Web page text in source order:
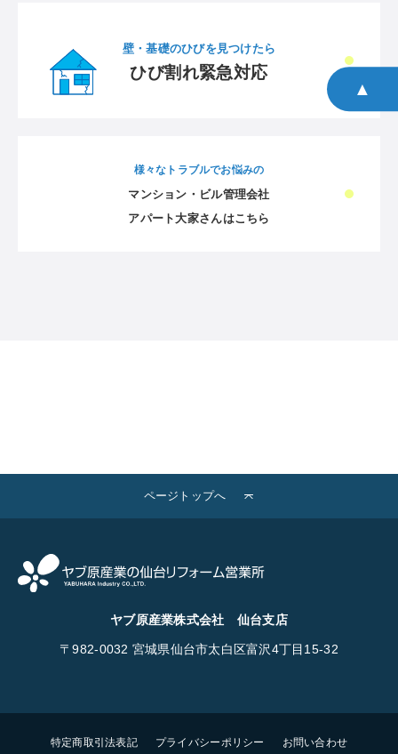
壁・基礎のひびを見つけたら
ひび割れ緊急対応
様々なトラブルでお悩みの
マンション・ビル管理会社
アパート大家さんはこちら
ページトップへ
ヤブ原産業株式会社 仙台支店
〒982-0032 宮城県仙台市太白区富沢4丁目15-32
特定商取引法表記 プライバシーポリシー お問い合わせ
▲